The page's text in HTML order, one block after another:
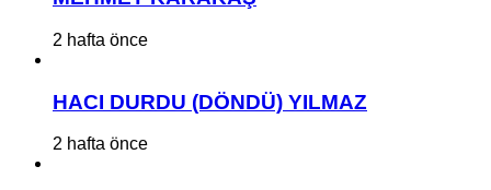
2 hafta önce
HACI DURDU (DÖNDÜ) YILMAZ
2 hafta önce